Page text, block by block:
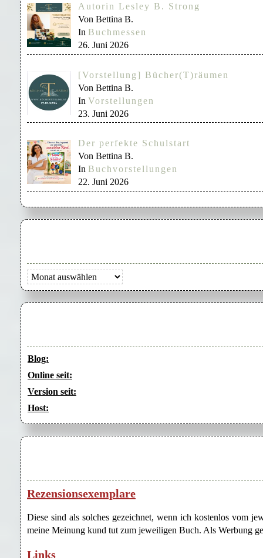
Autorin Lesley B. Strong
Von Bettina B.
In Buchmessen
26. Juni 2026
[Vorstellung] Bücher(T)räumen
Von Bettina B.
In Vorstellungen
23. Juni 2026
Der perfekte Schulstart
Von Bettina B.
In Buchvorstellungen
22. Juni 2026
Archiv
Blog:
Online seit:
Version seit:
Host:
Rezensionsexemplare
Diese sind als solches gezeichnet, wenn ich kostenlos vom
meine Meinung kund tut zum jeweiligen Buch. Als Werbung
Links